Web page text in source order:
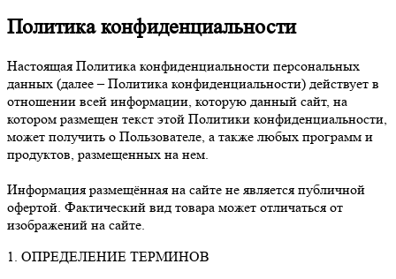
Политика конфиденциальности
Настоящая Политика конфиденциальности персональных
данных (далее – Политика конфиденциальности) действует в
отношении всей информации, которую данный сайт, на
котором размещен текст этой Политики конфиденциальности,
может получить о Пользователе, а также любых программ и
продуктов, размещенных на нем.
Информация размещённая на сайте не является публичной
офертой. Фактический вид товара может отличаться от
изображений на сайте.
1. ОПРЕДЕЛЕНИЕ ТЕРМИНОВ